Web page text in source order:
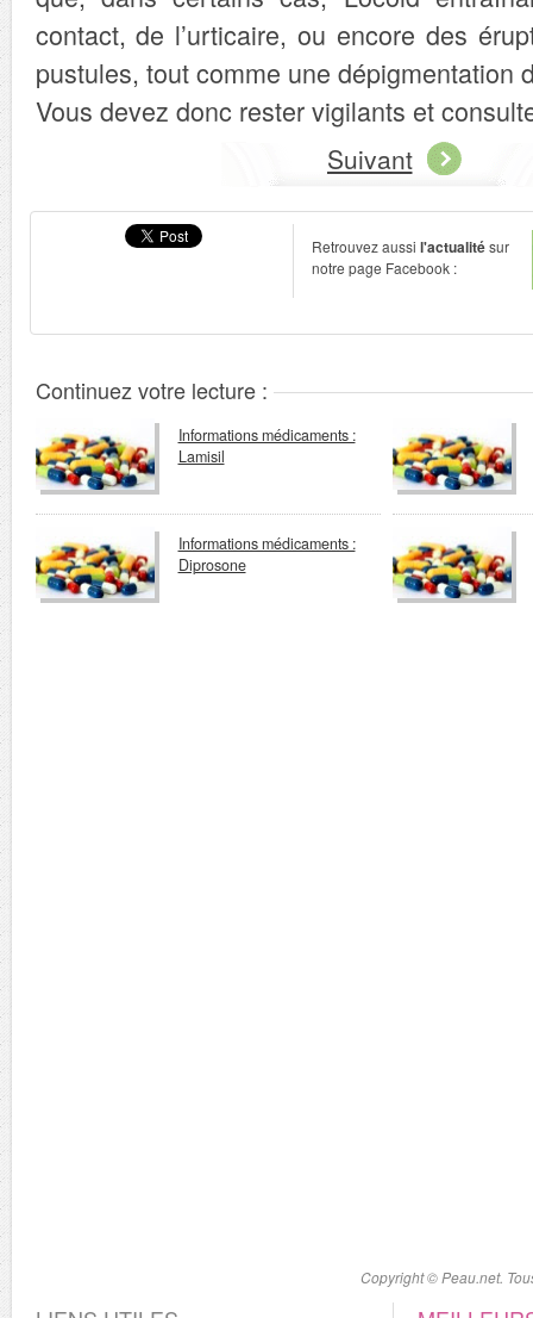
contact, de l’urticaire, ou encore des
pustules, tout comme une dépigmentation
Vous devez donc rester vigilants et
Suivant
Retrouvez aussi l'actualitésur
notre page Facebook :
Continuez votre lecture :
Informations médicaments :
Lamisil
Informations médicaments :
Diprosone
Copyright © Peau.net.